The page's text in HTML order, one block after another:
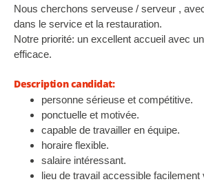
Nous cherchons serveuse / serveur ,
dans le service et la restauration.
Notre priorité: un excellent accueil avec
efficace.
Description candidat:
personne sérieuse et compétitive.
ponctuelle et motivée.
capable de travailler en équipe.
horaire flexible.
salaire intéressant.
lieu de travail accessible facilement